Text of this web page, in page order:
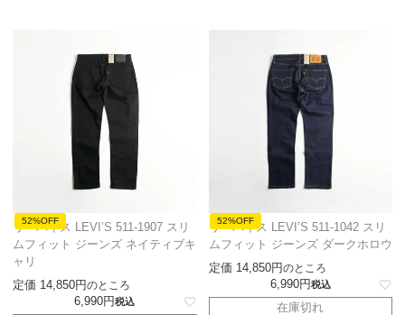
52%OFF
リーバイス LEVI’S 511-1907 スリ
ムフィット ジーンズ ネイティブキ
ャリ
定価 14,850 のところ
6,990 税込
52%OFF
リーバイス LEVI’S 511-1042 スリ
ムフィット ジーンズ ダークホロウ
定価 14,850 のところ
6,990 税込
在庫切れ